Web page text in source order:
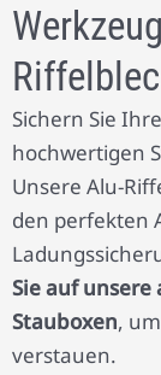
Sichern Sie
hochwertigen
Unsere Alu-
den perfekten
Sie auf
Stauboxen,
verstauen.